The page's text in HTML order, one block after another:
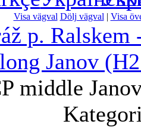
Visa vägval Dölj vägval | Visa
p.
long Janov
middle